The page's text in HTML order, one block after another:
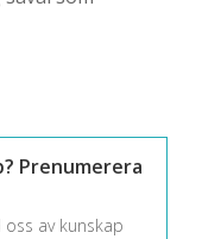
Prenumerera
av kunskap